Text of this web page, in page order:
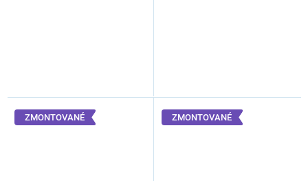
ZMONTOVANÉ ZMONTOVANÉ